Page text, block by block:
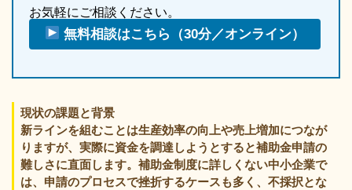
お気軽にご相談ください。
無料相談はこちら（30分／オンライン）
現状の課題と背景
新ラインを組むことは生産効率の向上や売上増加につなが
りますが、実際に資金を調達しようとすると補助金申請の
難しさに直面します。補助金制度に詳しくない中小企業で
は、申請のプロセスで挫折するケースも多く、不採択とな